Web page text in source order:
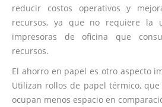
reducir costos operativos y
recursos, ya que no requiere la
impresoras de oficina que
recursos.
El ahorro en papel es otro aspecto
Utilizan rollos de papel térmico,
ocupan menos espacio en